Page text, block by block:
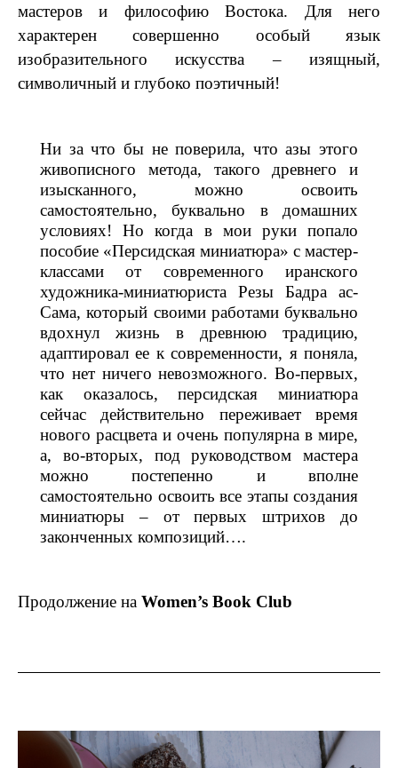
мастеров и философию Востока. Для него
характерен совершенно особый язык
изобразительного искусства – изящный,
символичный и глубоко поэтичный!
Ни за что бы не поверила, что азы этого
живописного метода, такого древнего и
изысканного, можно освоить
самостоятельно, буквально в домашних
условиях! Но когда в мои руки попало
пособие «Персидская миниатюра» с мастер-
классами от современного иранского
художника-миниатюриста Резы Бадра ас-
Сама, который своими работами буквально
вдохнул жизнь в древнюю традицию,
адаптировал ее к современности, я поняла,
что нет ничего невозможного. Во-первых,
как оказалось, персидская миниатюра
сейчас действительно переживает время
нового расцвета и очень популярна в мире,
а, во-вторых, под руководством мастера
можно постепенно и вполне
самостоятельно освоить все этапы создания
миниатюры – от первых штрихов до
законченных композиций….
Продолжение на Women’s Book Club